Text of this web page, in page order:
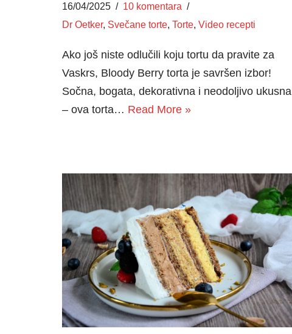
16/04/2025
10 komentara
Dr Oetker, Svečane torte, Torte, Video recepti
Ako još niste odlučili koju tortu da pravite za
Vaskrs, Bloody Berry torta je savršen izbor!
Sočna, bogata, dekorativna i neodoljivo ukusna
– ova torta… Read More »